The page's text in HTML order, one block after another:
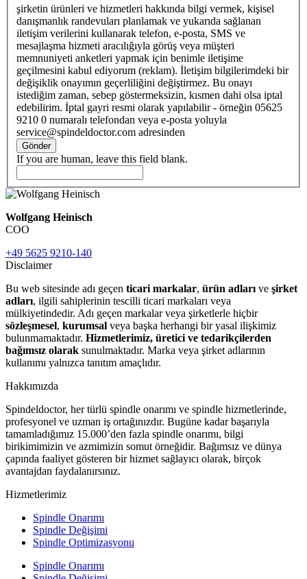
şirketin ürünleri ve hizmetleri hakkında bilgi vermek, kişisel
danışmanlık randevuları planlamak ve yukarıda sağlanan
iletişim verilerini kullanarak telefon, e-posta, SMS ve
mesajlaşma hizmeti aracılığıyla görüş veya müşteri
memnuniyeti anketleri yapmak için benimle iletişime
geçilmesini kabul ediyorum (reklam). İletişim bilgilerimdeki bir
değişiklik onayımın geçerliliğini değiştirmez. Bu onayı
istediğim zaman, sebep göstermeksizin, kısmen dahi olsa iptal
edebilirim. İptal gayri resmi olarak yapılabilir - örneğin 05625
9210 0 numaralı telefondan veya e-posta yoluyla
service@spindeldoctor.com adresinden
Gönder
If you are human, leave this field blank.
Wolfgang Heinisch
COO
+49 5625 9210-140
Disclaimer
Bu web sitesinde adı geçen ticari markalar, ürün adları ve şirket
adları, ilgili sahiplerinin tescilli ticari markaları veya
mülkiyetindedir. Adı geçen markalar veya şirketlerle hiçbir
sözleşmesel, kurumsal veya başka herhangi bir yasal ilişkimiz
bulunmamaktadır. Hizmetlerimiz, üretici ve tedarikçilerden
bağımsız olarak sunulmaktadır. Marka veya şirket adlarının
kullanımı yalnızca tanıtım amaçlıdır.
Hakkımızda
Spindeldoctor, her türlü spindle onarımı ve spindle hizmetlerinde,
profesyonel ve uzman iş ortağınızdır. Bugüne kadar başarıyla
tamamladığımız 15.000’den fazla spindle onarımı, bilgi
birikimimizin ve azmimizin somut örneğidir. Bağımsız ve dünya
çapında faaliyet gösteren bir hizmet sağlayıcı olarak, birçok
avantajdan faydalanırsınız.
Hizmetlerimiz
Spindle Onarımı
Spindle Değişimi
Spindle Optimizasyonu
Spindle Onarımı